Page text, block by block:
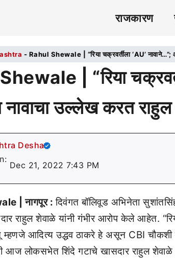
राजकारण
- Rahul Shewale | “रिया चक्रवर्तीला ‘AU’
| “रिया
नावाचा उल्लेख करत
Desha
Dec 21, 2022 7:43 PM
| नागपूर :दिवंगत बॉलिवूड अभिनेता
राहुल शेवाळे यांनी गंभीर आरोप केले आहेत.
म्हणजे आदित्य उद्धव ठाकरे हे असून CBI
आज लोकसभेत शिंदे गटाचे खासदार राहुल